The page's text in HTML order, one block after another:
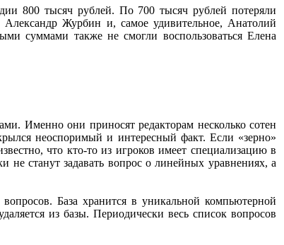
800 тысяч рублей. По 700 тысяч рублей потеряли
Журбин и, самое удивительное, Анатолий
суммами также не смогли воспользоваться Елена
Именно они приносят редакторам несколько сотен
неоспоримый и интересный факт. Если «зерно»
что кто-то из игроков имеет специализацию в
не станут задавать вопрос о линейных уравнениях, а
База хранится в уникальной компьютерной
из базы. Периодически весь список вопросов